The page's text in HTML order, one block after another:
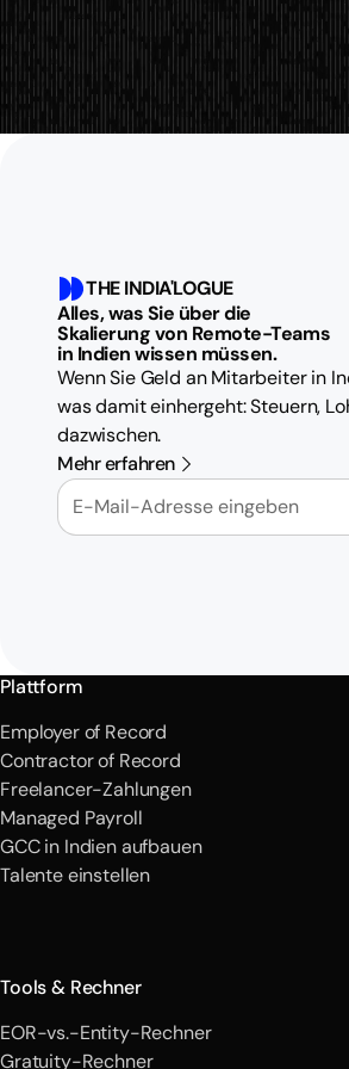
THE INDIA'LOGUE
Alles, was Sie über die
Skalierung von Remote-Teams
in Indien wissen müssen.
Wenn Sie Geld an Mitarbeiter in
was damit einhergeht: Steuern,
dazwischen.
Mehr erfahren
E-Mail
Plattform
Employer of Record
Contractor of Record
Freelancer-Zahlungen
Managed Payroll
GCC in Indien aufbauen
Talente einstellen
Tools & Rechner
EOR-vs.-Entity-Rechner
Gratuity-Rechner